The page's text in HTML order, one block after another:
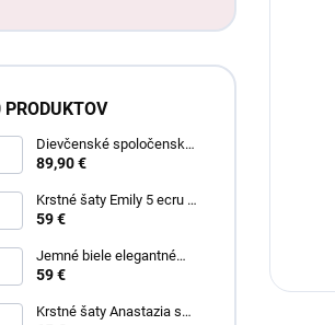
Dievčenské spoločenské
šaty Garden
89,90 €
Krstné šaty Emily 5 ecru s
čipkou
59 €
Jemné biele elegantné
šaty Ariel
59 €
Krstné šaty Anastazia s